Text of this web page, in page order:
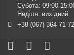
Субота: 09:00-
Неділя: вихідний
+38 (067) 364 71 72